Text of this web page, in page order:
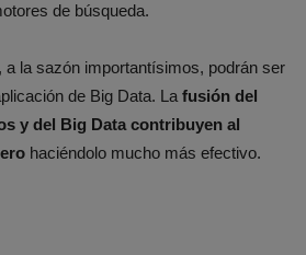
de búsqueda.
la sazón importantísimos, podrán ser
de Big Data. Lafusión del
y del Big Data contribuyen al
haciéndolo mucho más efectivo.